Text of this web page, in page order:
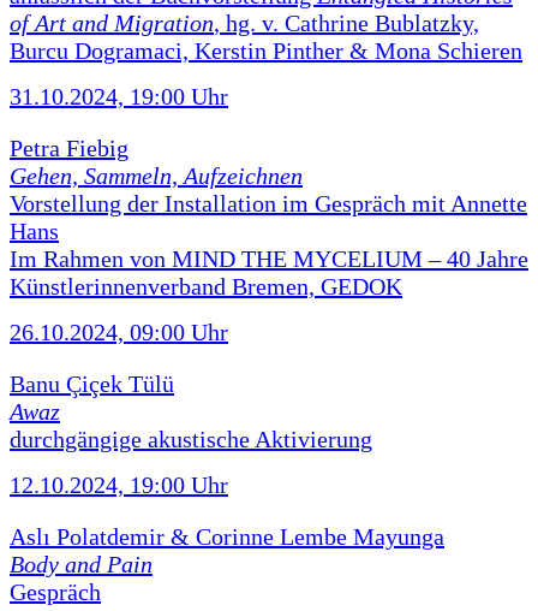
of Art and Migration, hg. v. Cathrine Bublatzky,
Burcu Dogramaci, Kerstin Pinther & Mona Schieren
31.10.2024, 19:00 Uhr
Petra Fiebig
Gehen, Sammeln, Aufzeichnen
Vorstellung der Installation im Gespräch mit Annette
Hans
Im Rahmen von MIND THE MYCELIUM – 40 Jahre
Künstlerinnenverband Bremen, GEDOK
26.10.2024, 09:00 Uhr
Banu Çiçek Tülü
Awaz
durchgängige akustische Aktivierung
12.10.2024, 19:00 Uhr
Aslı Polatdemir & Corinne Lembe Mayunga
Body and Pain
Gespräch